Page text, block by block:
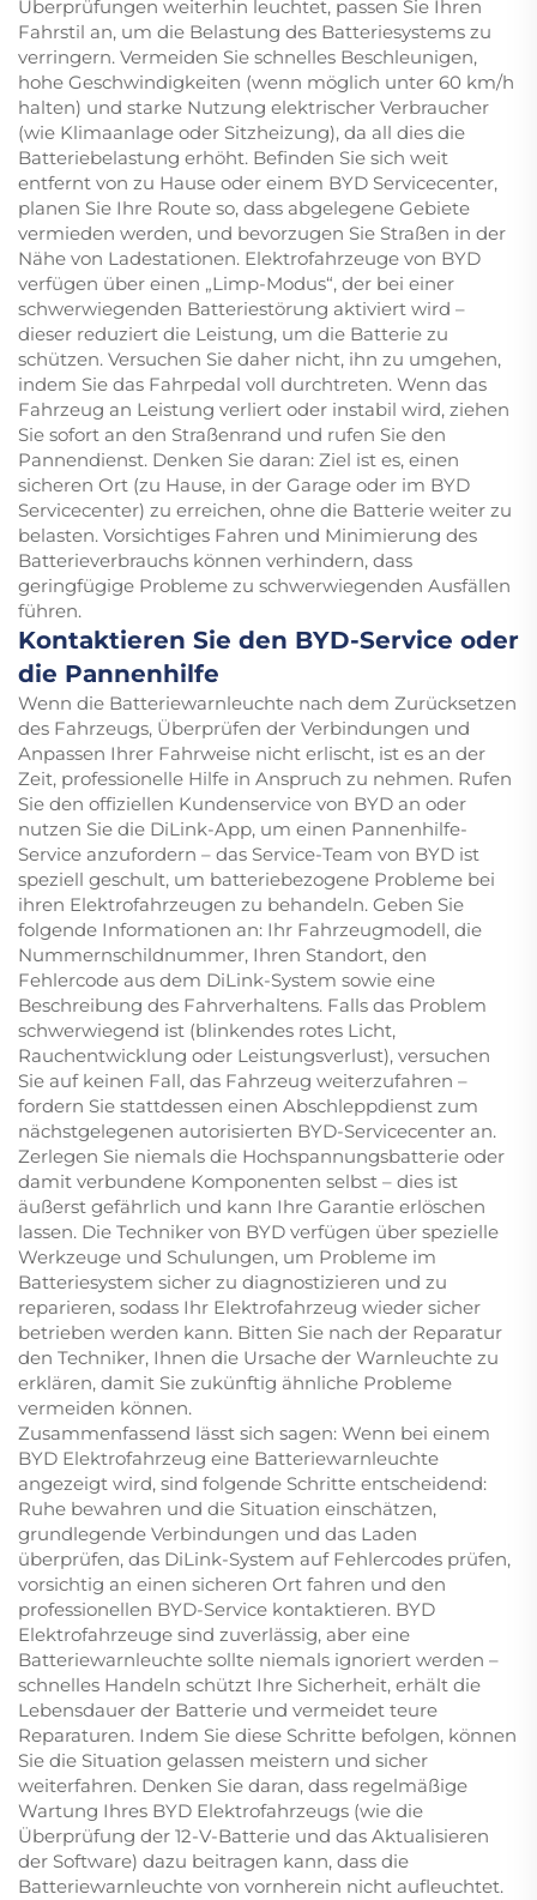
Überprüfungen weiterhin leuchtet, passen Sie Ihren
Fahrstil an, um die Belastung des Batteriesystems zu
verringern. Vermeiden Sie schnelles Beschleunigen,
hohe Geschwindigkeiten (wenn möglich unter 60 km/h
halten) und starke Nutzung elektrischer Verbraucher
(wie Klimaanlage oder Sitzheizung), da all dies die
Batteriebelastung erhöht. Befinden Sie sich weit
entfernt von zu Hause oder einem BYD Servicecenter,
planen Sie Ihre Route so, dass abgelegene Gebiete
vermieden werden, und bevorzugen Sie Straßen in der
Nähe von Ladestationen. Elektrofahrzeuge von BYD
verfügen über einen „Limp-Modus“, der bei einer
schwerwiegenden Batteriestörung aktiviert wird –
dieser reduziert die Leistung, um die Batterie zu
schützen. Versuchen Sie daher nicht, ihn zu umgehen,
indem Sie das Fahrpedal voll durchtreten. Wenn das
Fahrzeug an Leistung verliert oder instabil wird, ziehen
Sie sofort an den Straßenrand und rufen Sie den
Pannendienst. Denken Sie daran: Ziel ist es, einen
sicheren Ort (zu Hause, in der Garage oder im BYD
Servicecenter) zu erreichen, ohne die Batterie weiter zu
belasten. Vorsichtiges Fahren und Minimierung des
Batterieverbrauchs können verhindern, dass
geringfügige Probleme zu schwerwiegenden Ausfällen
führen.
Kontaktieren Sie den BYD-Service oder
die Pannenhilfe
Wenn die Batteriewarnleuchte nach dem Zurücksetzen
des Fahrzeugs, Überprüfen der Verbindungen und
Anpassen Ihrer Fahrweise nicht erlischt, ist es an der
Zeit, professionelle Hilfe in Anspruch zu nehmen. Rufen
Sie den offiziellen Kundenservice von BYD an oder
nutzen Sie die DiLink-App, um einen Pannenhilfe-
Service anzufordern – das Service-Team von BYD ist
speziell geschult, um batteriebezogene Probleme bei
ihren Elektrofahrzeugen zu behandeln. Geben Sie
folgende Informationen an: Ihr Fahrzeugmodell, die
Nummernschildnummer, Ihren Standort, den
Fehlercode aus dem DiLink-System sowie eine
Beschreibung des Fahrverhaltens. Falls das Problem
schwerwiegend ist (blinkendes rotes Licht,
Rauchentwicklung oder Leistungsverlust), versuchen
Sie auf keinen Fall, das Fahrzeug weiterzufahren –
fordern Sie stattdessen einen Abschleppdienst zum
nächstgelegenen autorisierten BYD-Servicecenter an.
Zerlegen Sie niemals die Hochspannungsbatterie oder
damit verbundene Komponenten selbst – dies ist
äußerst gefährlich und kann Ihre Garantie erlöschen
lassen. Die Techniker von BYD verfügen über spezielle
Werkzeuge und Schulungen, um Probleme im
Batteriesystem sicher zu diagnostizieren und zu
reparieren, sodass Ihr Elektrofahrzeug wieder sicher
betrieben werden kann. Bitten Sie nach der Reparatur
den Techniker, Ihnen die Ursache der Warnleuchte zu
erklären, damit Sie zukünftig ähnliche Probleme
vermeiden können.
Zusammenfassend lässt sich sagen: Wenn bei einem
BYD Elektrofahrzeug eine Batteriewarnleuchte
angezeigt wird, sind folgende Schritte entscheidend:
Ruhe bewahren und die Situation einschätzen,
grundlegende Verbindungen und das Laden
überprüfen, das DiLink-System auf Fehlercodes prüfen,
vorsichtig an einen sicheren Ort fahren und den
professionellen BYD-Service kontaktieren. BYD
Elektrofahrzeuge sind zuverlässig, aber eine
Batteriewarnleuchte sollte niemals ignoriert werden –
schnelles Handeln schützt Ihre Sicherheit, erhält die
Lebensdauer der Batterie und vermeidet teure
Reparaturen. Indem Sie diese Schritte befolgen, können
Sie die Situation gelassen meistern und sicher
weiterfahren. Denken Sie daran, dass regelmäßige
Wartung Ihres BYD Elektrofahrzeugs (wie die
Überprüfung der 12-V-Batterie und das Aktualisieren
der Software) dazu beitragen kann, dass die
Batteriewarnleuchte von vornherein nicht aufleuchtet.